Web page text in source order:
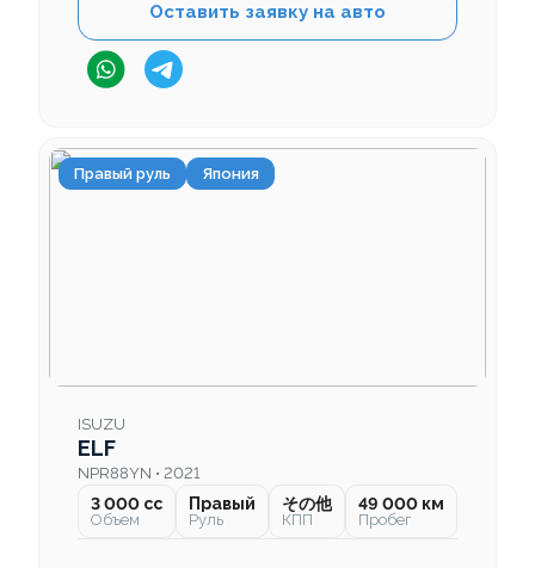
Оставить заявку на авто
Правый руль Япония
ISUZU
ELF
NPR88YN • 2021
3 000 cc
Объем
Правый
Руль
その他
КПП
49 000 км
Пробег